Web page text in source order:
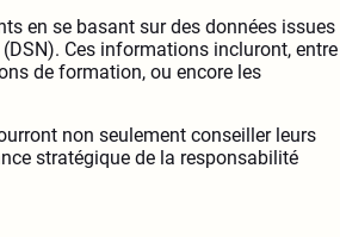
en se basant sur des données issues
Ces informations incluront, entre
de formation, ou encore les
non seulement conseiller leurs
stratégique de la responsabilité